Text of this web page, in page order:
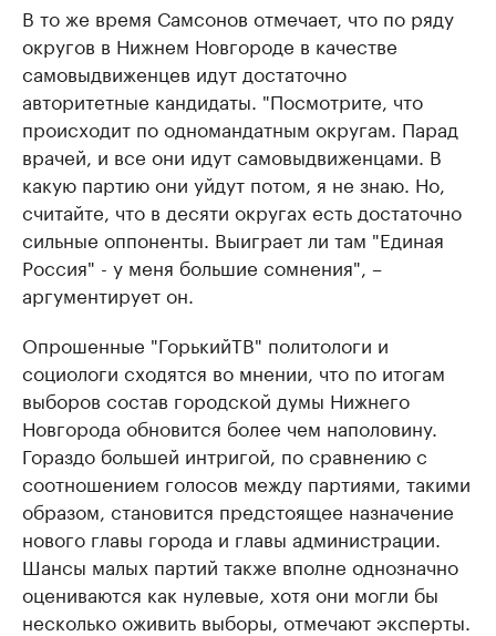
В то же время Самсонов отмечает, что по ряду
округов в Нижнем Новгороде в качестве
самовыдвиженцев идут достаточно
авторитетные кандидаты. "Посмотрите, что
происходит по одномандатным округам. Парад
врачей, и все они идут самовыдвиженцами. В
какую партию они уйдут потом, я не знаю. Но,
считайте, что в десяти округах есть достаточно
сильные оппоненты. Выиграет ли там "Единая
Россия" - у меня большие сомнения", –
аргументирует он.
Опрошенные "ГорькийТВ" политологи и
социологи сходятся во мнении, что по итогам
выборов состав городской думы Нижнего
Новгорода обновится более чем наполовину.
Гораздо большей интригой, по сравнению с
соотношением голосов между партиями, такими
образом, становится предстоящее назначение
нового главы города и главы администрации.
Шансы малых партий также вполне однозначно
оцениваются как нулевые, хотя они могли бы
несколько оживить выборы, отмечают эксперты.